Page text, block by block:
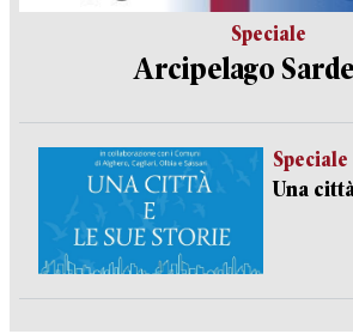
Speciale
Arcipelago
Speciale
Una